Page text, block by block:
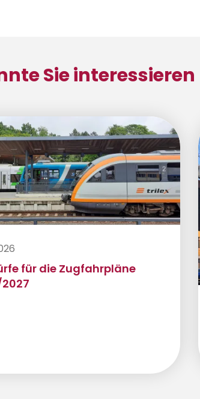
Sie interessieren
für die Zugfahrpläne